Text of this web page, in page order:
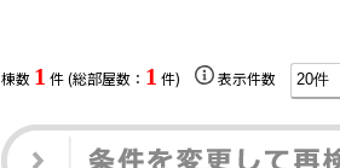
棟数 1 件 (総部屋数： 1 件) 表示件数